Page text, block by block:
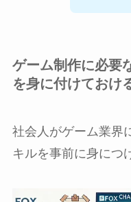
ゲーム制作に必要
を身に付けておけ
社会人がゲーム業界
キルを事前に身につ